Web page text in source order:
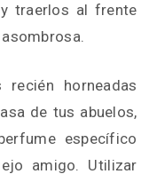
traerlos al frente
horneadas
de tus abuelos,
específico
amigo. Utilizar